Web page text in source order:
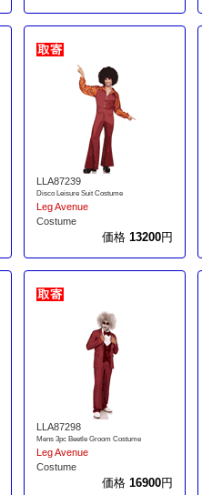
LLA87239
Disco Leisure Suit Costume
Leg Avenue
Costume
価格 13200円
LLA87298
Mens 3pc Beetle Groom Costume
Leg Avenue
Costume
価格 16900円